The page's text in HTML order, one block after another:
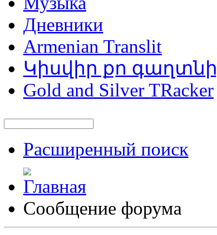
Дневники
Armenian Translit
Կիսվիր քո
Gold and Silver TRacker
Расширенный поиск
Сообщение форума